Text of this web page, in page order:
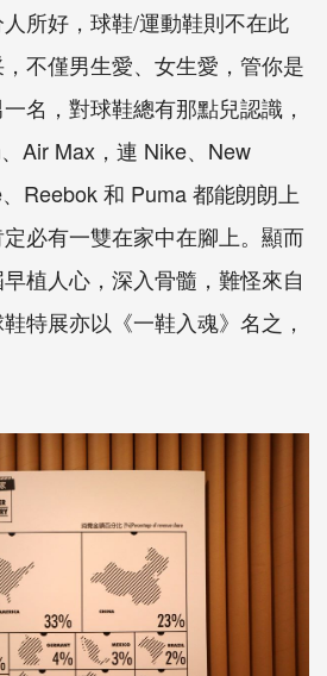
所好，球鞋/運動鞋則不在此
不僅男生愛、女生愛，管你是
名，對球鞋總有那點兒認識，
Air Max，連 Nike、New
Reebok 和 Puma 都能朗朗上
必有一雙在家中在腳上。顯而
植人心，深入骨髓，難怪來自
特展亦以《一鞋入魂》名之，